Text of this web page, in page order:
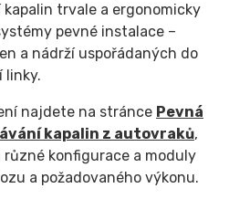
trvale a ergonomicky
pevné instalace –
a nádrží uspořádaných do
linky.
najdete na stránce Pevná
kapalin z autovraků,
různé konfigurace a moduly
a požadovaného výkonu.